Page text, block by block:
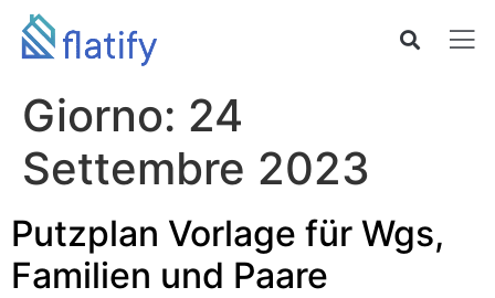
Giorno: 24
Settembre 2023
Putzplan Vorlage für Wgs,
Familien und Paare